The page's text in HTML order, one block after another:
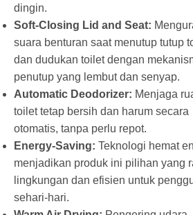
dingin.
Soft-Closing Lid and Seat:
suara benturan saat menutup tutup
dan dudukan toilet dengan
penutup yang lembut dan senyap.
Automatic Deodorizer: Menjaga
toilet tetap bersih dan harum secara
otomatis, tanpa perlu repot.
Energy-Saving: Teknologi hemat
menjadikan produk ini pilihan yang
lingkungan dan efisien untuk
sehari-hari.